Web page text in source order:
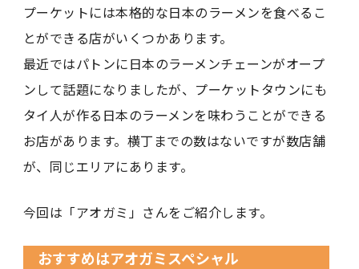
プーケットには本格的な日本のラーメンを食べるこ
とができる店がいくつかあります。
最近ではパトンに日本のラーメンチェーンがオープ
ンして話題になりましたが、プーケットタウンにも
タイ人が作る日本のラーメンを味わうことができる
お店があります。横丁までの数はないですが数店舗
が、同じエリアにあります。
今回は「アオガミ」さんをご紹介します。
おすすめはアオガミスペシャル